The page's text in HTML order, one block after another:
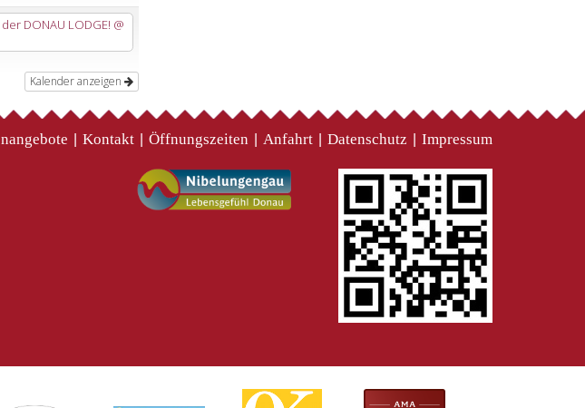
DONAU LODGE! @
Kalender anzeigen
Kontakt Öffnungszeiten Anfahrt Datenschutz Impressum